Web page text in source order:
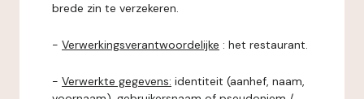
brede zin te verzekeren.
- Verwerkingsverantwoordelijke : het restaurant.
- Verwerkte gegevens: identiteit (aanhef, naam,